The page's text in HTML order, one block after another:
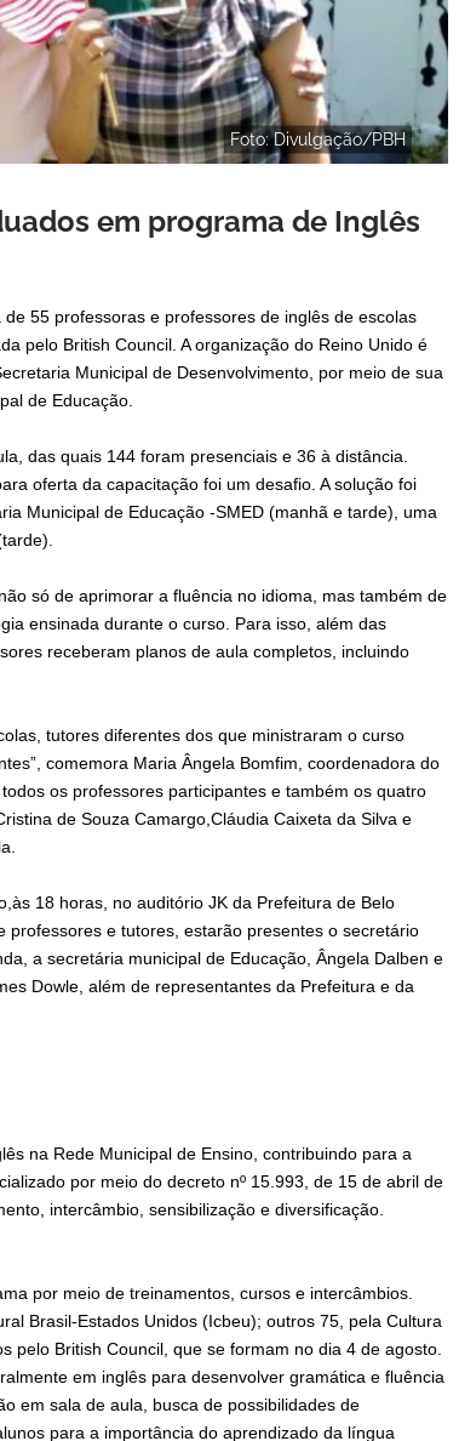
Foto: Divulgação/PBH
em programa de Inglês
55 professoras e professores de inglês de escolas
pelo British Council. A organização do Reino Unido é
Municipal de Desenvolvimento, por meio de sua
de Educação.
das quais 144 foram presenciais e 36 à distância.
oferta da capacitação foi um desafio. A solução foi
Municipal de Educação -SMED (manhã e tarde), uma
só de aprimorar a fluência no idioma, mas também de
ensinada durante o curso. Para isso, além das
receberam planos de aula completos, incluindo
tutores diferentes dos que ministraram o curso
comemora Maria Ângela Bomfim, coordenadora do
os professores participantes e também os quatro
de Souza Camargo,Cláudia Caixeta da Silva e
18 horas, no auditório JK da Prefeitura de Belo
professores e tutores, estarão presentes o secretário
a secretária municipal de Educação, Ângela Dalben e
Dowle, além de representantes da Prefeitura e da
na Rede Municipal de Ensino, contribuindo para a
por meio do decreto nº 15.993, de 15 de abril de
intercâmbio, sensibilização e diversificação.
por meio de treinamentos, cursos e intercâmbios.
Brasil-Estados Unidos (Icbeu); outros 75, pela Cultura
pelo British Council, que se formam no dia 4 de agosto.
em inglês para desenvolver gramática e fluência
em sala de aula, busca de possibilidades de
para a importância do aprendizado da língua